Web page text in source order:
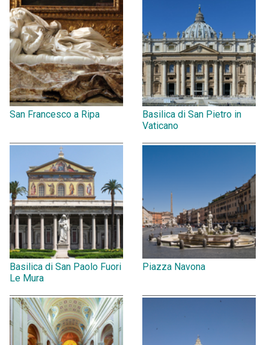
San Francesco a Ripa
Basilica di San Pietro in
Vaticano
Basilica di San Paolo Fuori
Le Mura
Piazza Navona